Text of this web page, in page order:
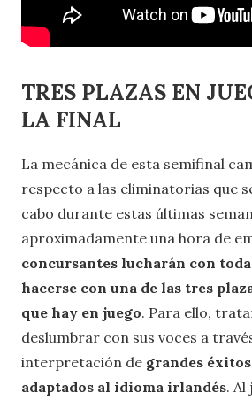
TRES PLAZAS EN
LA FINAL
La mecánica de esta semifinal
respecto a las eliminatorias que
cabo durante estas últimas
aproximadamente una hora de
concursantes lucharán con
hacerse con una de las tres
que hay en juego. Para ello,
deslumbrar con sus voces a
interpretación de grandes
adaptados al idioma irlandés.